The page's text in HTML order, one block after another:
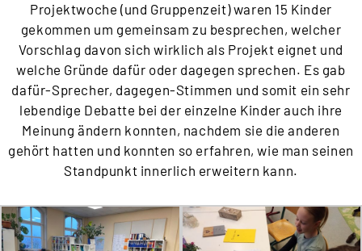
Projektwoche (und Gruppenzeit) waren 15 Kinder
gekommen um gemeinsam zu besprechen, welcher
Vorschlag davon sich wirklich als Projekt eignet und
welche Gründe dafür oder dagegen sprechen. Es gab
dafür-Sprecher, dagegen-Stimmen und somit ein sehr
lebendige Debatte bei der einzelne Kinder auch ihre
Meinung ändern konnten, nachdem sie die anderen
gehört hatten und konnten so erfahren, wie man seinen
Standpunkt innerlich erweitern kann.